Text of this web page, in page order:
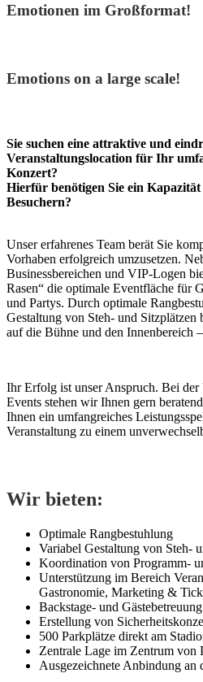
Emotionen im Großformat!
Emotions on a large scale!
Sie suchen eine attraktive und
Veranstaltungslocation für Ihr
Konzert?
Hierfür benötigen Sie ein
Besuchern?
Unser erfahrenes Team berät Sie
Vorhaben erfolgreich umzusetzen.
Businessbereichen und VIP-Logen
Rasen“ die optimale Eventfläche für
und Partys. Durch optimale
Gestaltung von Steh- und Sitzplätzen
auf die Bühne und den Innenbereich
Ihr Erfolg ist unser Anspruch. Bei der
Events stehen wir Ihnen gern
Ihnen ein umfangreiches
Veranstaltung zu einem
Wir bieten:
Optimale Rangbestuhlung
Variabel Gestaltung von Steh-
Koordination von Programm-
Unterstützung im Bereich
Gastronomie, Marketing &
Backstage- und Gästebetreuung
Erstellung von
500 Parkplätze direkt am
Zentrale Lage im Zentrum von
Ausgezeichnete Anbindung an